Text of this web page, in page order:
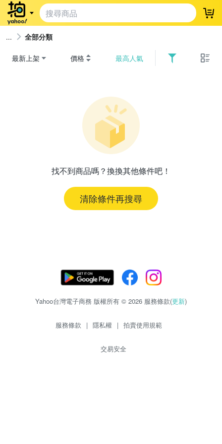
登
全部分類
最新上架 價格 最高人氣
找不到商品嗎？換換其他條件吧！
清除條件再搜尋
Yahoo台灣電子商務 版權所有 © 2026 服務條款(更新)
服務條款 | 隱私權 | 拍賣使用規範
交易安全